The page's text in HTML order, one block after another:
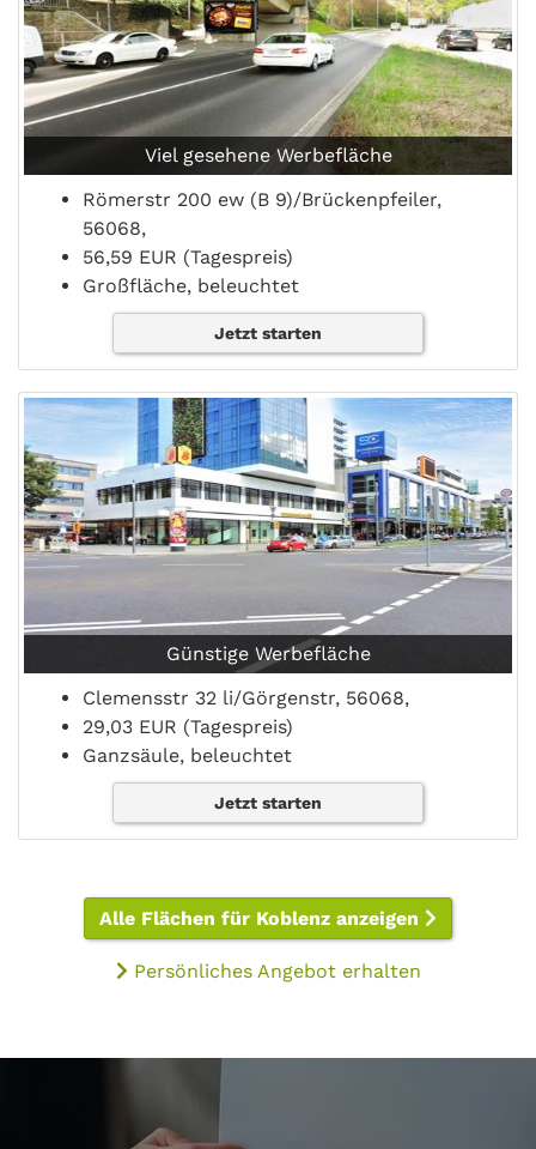
Viel gesehene Werbefläche
Römerstr 200 ew (B 9)/Brückenpfeiler,
56068,
56,59 EUR (Tagespreis)
Großfläche, beleuchtet
Jetzt starten
Günstige Werbefläche
Clemensstr 32 li/Görgenstr, 56068,
29,03 EUR (Tagespreis)
Ganzsäule, beleuchtet
Jetzt starten
Alle Flächen für Koblenz anzeigen
Persönliches Angebot erhalten